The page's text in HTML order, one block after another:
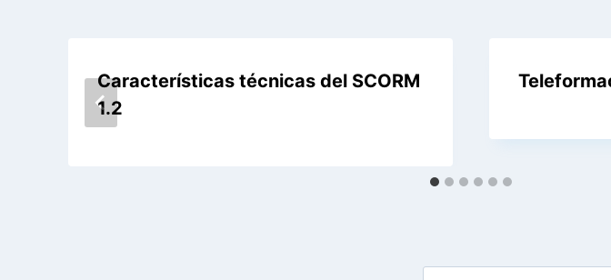
Características técnicas del SCORM
1.2